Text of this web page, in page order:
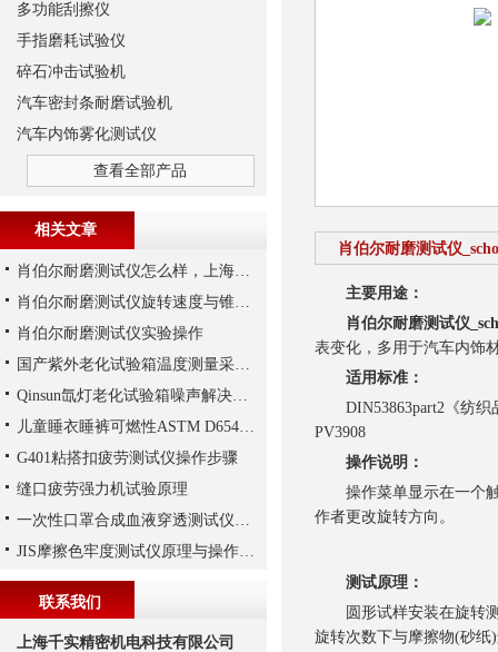
肖伯尔耐磨测试仪
主要用途：
肖伯尔耐磨测试仪
表变化，多用于汽车内饰
适用标准：
DIN53863part2《纺织品
PV3908
操作说明：
操作菜单显示在一个触
作者更改旋转方向。
测试原理：
圆形试样安装在旋转测
旋转次数下与摩擦物(砂纸
多功能刮擦仪
手指磨耗试验仪
碎石冲击试验机
汽车密封条耐磨试验机
汽车内饰雾化测试仪
查看全部产品
相关文章
肖伯尔耐磨测试仪怎么样，上海千实的T106不错
肖伯尔耐磨测试仪旋转速度与锥角要求
肖伯尔耐磨测试仪实验操作
国产紫外老化试验箱温度测量采用PT100高精度传感器
Qinsun氙灯老化试验箱噪声解决办法
儿童睡衣睡裤可燃性ASTM D6545测试
G401粘搭扣疲劳测试仪操作步骤
缝口疲劳强力机试验原理
一次性口罩合成血液穿透测试仪试验步骤
JIS摩擦色牢度测试仪原理与操作步骤
联系我们
上海千实精密机电科技有限公司